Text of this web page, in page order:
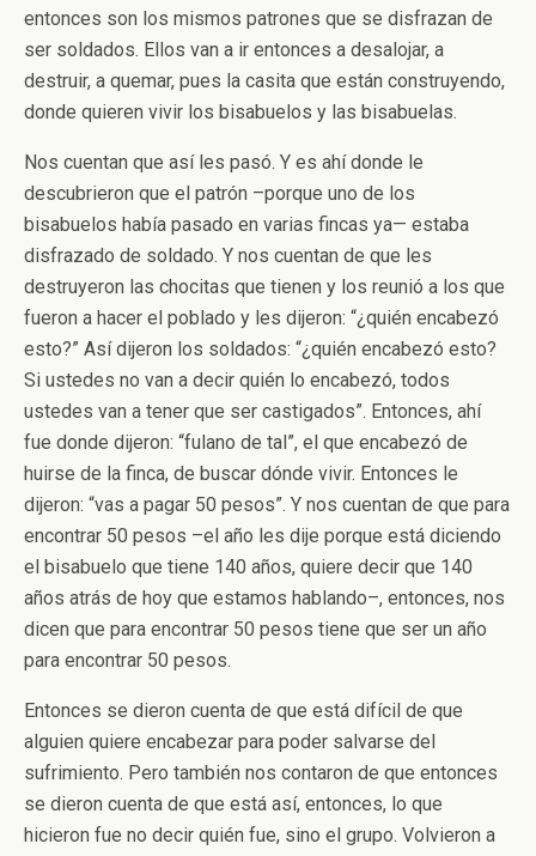
entonces son los mismos patrones que se disfrazan de
ser soldados. Ellos van a ir entonces a desalojar, a
destruir, a quemar, pues la casita que están construyendo,
donde quieren vivir los bisabuelos y las bisabuelas.
Nos cuentan que así les pasó. Y es ahí donde le
descubrieron que el patrón –porque uno de los
bisabuelos había pasado en varias fincas ya— estaba
disfrazado de soldado. Y nos cuentan de que les
destruyeron las chocitas que tienen y los reunió a los que
fueron a hacer el poblado y les dijeron: “¿quién encabezó
esto?” Así dijeron los soldados: “¿quién encabezó esto?
Si ustedes no van a decir quién lo encabezó, todos
ustedes van a tener que ser castigados”. Entonces, ahí
fue donde dijeron: “fulano de tal”, el que encabezó de
huirse de la finca, de buscar dónde vivir. Entonces le
dijeron: “vas a pagar 50 pesos”. Y nos cuentan de que para
encontrar 50 pesos –el año les dije porque está diciendo
el bisabuelo que tiene 140 años, quiere decir que 140
años atrás de hoy que estamos hablando–, entonces, nos
dicen que para encontrar 50 pesos tiene que ser un año
para encontrar 50 pesos.
Entonces se dieron cuenta de que está difícil de que
alguien quiere encabezar para poder salvarse del
sufrimiento. Pero también nos contaron de que entonces
se dieron cuenta de que está así, entonces, lo que
hicieron fue no decir quién fue, sino el grupo. Volvieron a